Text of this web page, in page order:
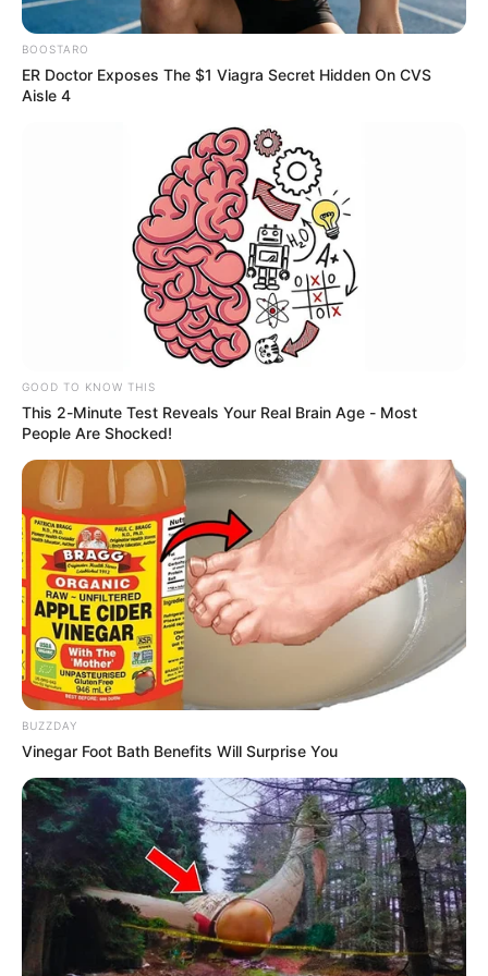
para promover intercambios culturales, turísticos y
educativos.
El acuerdo fue suscrito de manera virtual entre el alcalde
de Vélez y la alcaldesa de Masaya.
Por:Juan David Quijano Castillo
Junio 11, 2026
COMPARTIR
UNIRSE AL CANAL DE WHATSAPP
La firma de unacuerdo de hermanamiento
cuestionamientos al alcalde Orlando Ariza Ariza
de que surgieran versiones que relacionan la gestión de
esta iniciativa conCarlos Ramón González, exalto
funcionario delGobierno Nacional, quien actualmente es
requerido por lajusticia colombiana.
La controversia se produce en medio de las
investigaciones que rodean aGonzález, quien ocupó
cargos de alta relevancia durante la administración del
BOOSTARO
ER Doctor Exposes The $1 Viagra Secret Hidden On CVS
Aisle 4
GOOD TO KNOW THIS
This 2-Minute Test Reveals Your Real Brain Age - Most
People Are Shocked!
BUZZDAY
Vinegar Foot Bath Benefits Will Surprise You